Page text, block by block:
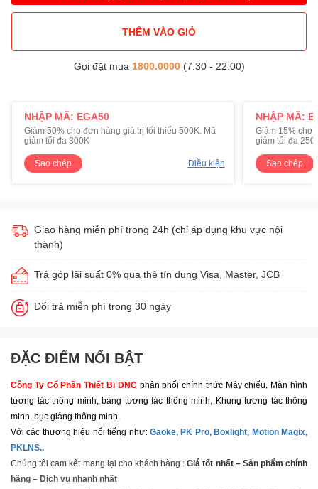
THÊM VÀO GIỎ
Gọi đặt mua 1800.0000(7:30 - 22:00)
NHẬP MÃ: EGA50
Giảm 50% cho đơn hàng giá trị tối thiểu 500K. Mã
giảm tối đa 300K
Sao chép Điều kiện
NHẬP MÃ:
Giảm 15% cho
giảm tối đa
Sao chép
Giao hàng miễn phí trong 24h (chỉ áp dụng khu vực nội
thành)
Trả góp lãi suất 0% qua thẻ tín dụng Visa, Master, JCB
Đổi trả miễn phí trong 30 ngày
ĐẶC ĐIỂM NỔI BẬT
Công Ty Cổ Phần Thiết Bị DNC phân phối chính thức Máy chiếu, Màn hình
tương tác thông minh, bảng tương tác thông minh, Khung tương tác thông
minh, bục giảng thông minh.
Với các thương hiệu nổi tiếng như: Gaoke, PK Pro, Boxlight, Motion Magix,
PKLNS..
Chúng tôi cam kết mang lại cho khách hàng :Giá tốt nhất – Sản phẩm chính
hãng – Dịch vụ nhanh nhất